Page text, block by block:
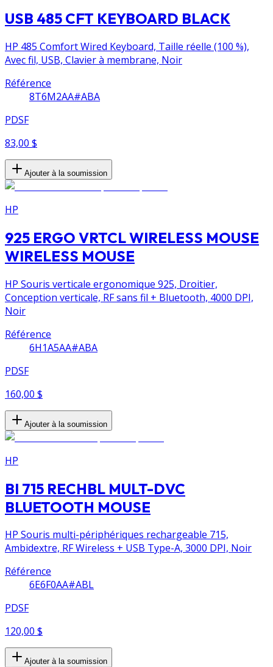
USB 485 CFT KEYBOARD BLACK
HP 485 Comfort Wired Keyboard, Taille réelle (100 %),
Avec fil, USB, Clavier à membrane, Noir
Référence
8T6M2AA#ABA
PDSF
83,00 $
Ajouter à la soumission
HP
925 ERGO VRTCL WIRELESS MOUSE
WIRELESS MOUSE
HP Souris verticale ergonomique 925, Droitier,
Conception verticale, RF sans fil + Bluetooth, 4000 DPI,
Noir
Référence
6H1A5AA#ABA
PDSF
160,00 $
Ajouter à la soumission
HP
BI 715 RECHBL MULT-DVC
BLUETOOTH MOUSE
HP Souris multi-périphériques rechargeable 715,
Ambidextre, RF Wireless + USB Type-A, 3000 DPI, Noir
Référence
6E6F0AA#ABL
PDSF
120,00 $
Ajouter à la soumission